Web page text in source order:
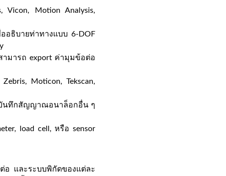
Vicon, Motion Analysis,
อธิบายท่าทางแบบ 6-DOF
ามารถ export ค่ามุมข้อต่อ
Moticon, Tekscan,
บันทึกสัญญาณอนาล็อกอื่น ๆ
load cell, หรือ sensor
อ และระบบพิกัดของแต่ละ